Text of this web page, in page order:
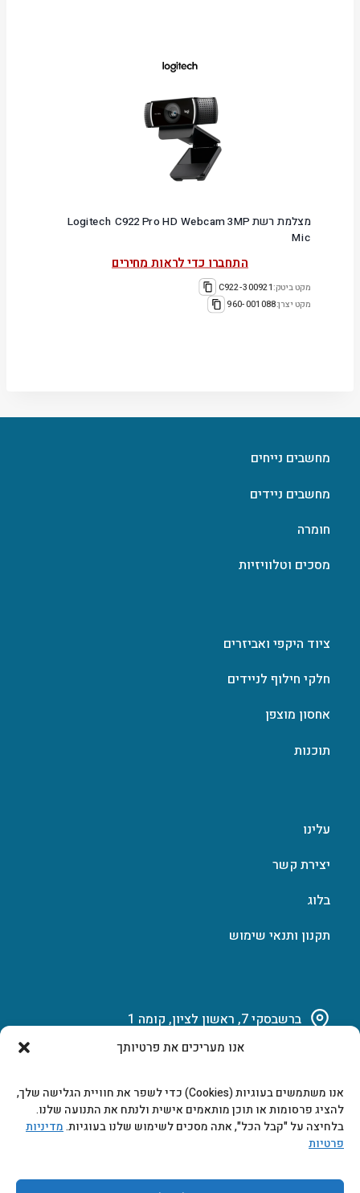
אנו מעריכים את פרטיותך
אנו משתמשים בעוגיות (Cookies) כדי לשפר את חוויית הגלישה שלך,
להציג פרסומות או תוכן מותאמים אישית ולנתח את התנועה שלנו.
בלחיצה על "קבל הכל", אתה מסכים לשימוש שלנו בעוגיות.מדיניות
פרטיות
מצלמת רשת Logitech C922 Pro HD Webcam 3MP
Mic
התחברו כדי לראות מחירים
מקט ביטק:300921-C922
מקט יצרן:960-001088
מחשבים נייחים
מחשבים ניידים
חומרה
מסכים וטלוויזיות
ציוד היקפי ואביזרים
חלקי חילוף לניידים
אחסון מוצפן
תוכנות
עלינו
יצירת קשר
בלוג
תקנון ותנאי שימוש
ברשבסקי 7, ראשון לציון, קומה 1
marketing@b-tech.co.il